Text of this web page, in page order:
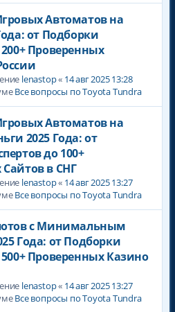
Автоматов на
от Подборки
Проверенных
lenastop« 14 авг 2025 13:28
Все вопросы по Toyota Tundra
Автоматов на
2025 Года: от
до 100+
в СНГ
lenastop« 14 авг 2025 13:27
Все вопросы по Toyota Tundra
с Минимальным
Года: от Подборки
Проверенных Казино
lenastop« 14 авг 2025 13:27
Все вопросы по Toyota Tundra